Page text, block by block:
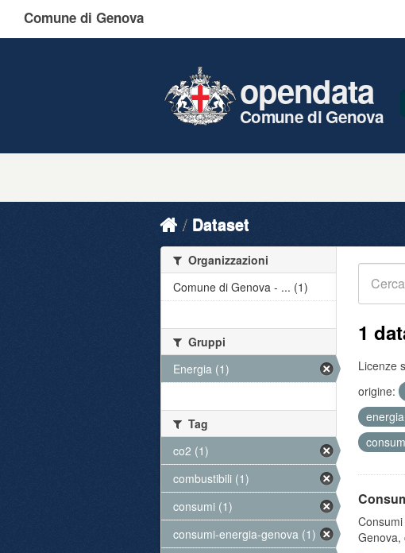
Comune di Genova
opendata
Comune di Genova
Dataset
1
Licenze
origine:
energia
Genova,
Organizzazioni
Comune di Genova - ... (1)
Gruppi
Energia (1)
Tag
co2 (1)
combustibili (1)
consumi (1)
consumi-energia-genova (1)